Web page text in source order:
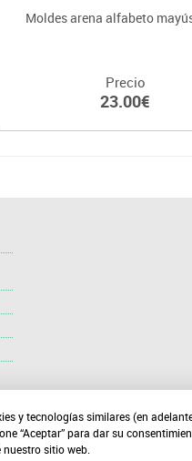
Moldes arena alfabeto
Precio
23.00€
y tecnologías similares (en
“Aceptar” para dar su
sitio web.